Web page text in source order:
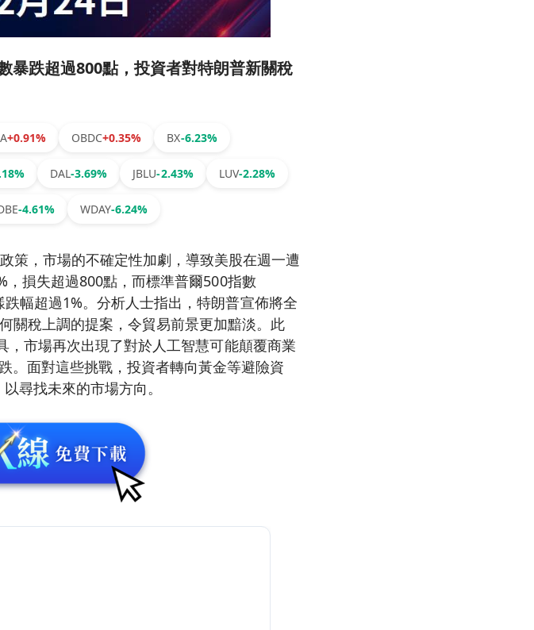
暴跌超過800點，投資者對特朗普新關稅
+0.91% OBDC+0.35% BX-6.23%
DAL-3.69% JBLU-2.43% LUV-2.28%
-4.61% WDAY-6.24%
策，市場的不確定性加劇，導致美股在週一遭
損失超過800點，而標準普爾500指數
跌幅超過1%。分析人士指出，特朗普宣佈將全
關稅上調的提案，令貿易前景更加黯淡。此
市場再次出現了對於人工智慧可能顛覆商業
。面對這些挑戰，投資者轉向黃金等避險資
以尋找未來的市場方向。